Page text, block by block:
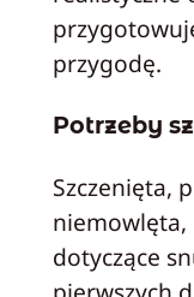
przygodę.
Potrzeby
Szczenięta,
dotyczące